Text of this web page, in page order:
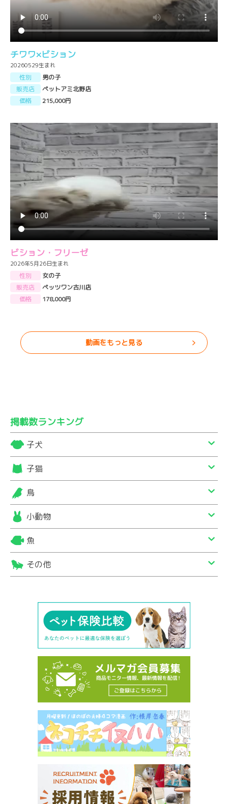
チワワ×ビション
20260529生まれ
性別
男の子
販売店
ペットアミ北野店
価格
215,000円
ビション・フリーゼ
2026年5月26日生まれ
性別
女の子
販売店
ペッツワン古川店
価格
178,000円
動画をもっと見る
掲載数ランキング
子犬
子猫
鳥
小動物
魚
その他